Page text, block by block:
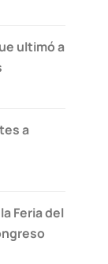
ultimó a
a
Feria del